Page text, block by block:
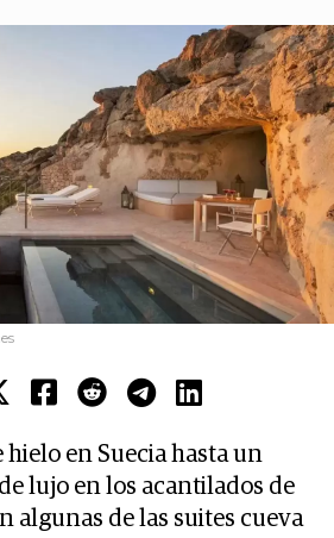
hielo en Suecia hasta un
lujo en los acantilados de
algunas de las suites cueva